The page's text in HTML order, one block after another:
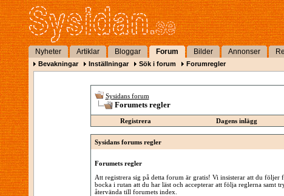
Nyheter Artiklar Bloggar Forum Bilder Annonser
Bevakningar Inställningar Sök i forum Forumregler
Sysidans forum
Forumets regler
Registrera
Dagens inlägg
Sysidans forums regler
Forumets regler
Att registrera sig på detta forum är gratis! Vi insisterar att du
bocka i rutan att du har läst och accepterar att följa reglerna samt
återvända till forumets index.